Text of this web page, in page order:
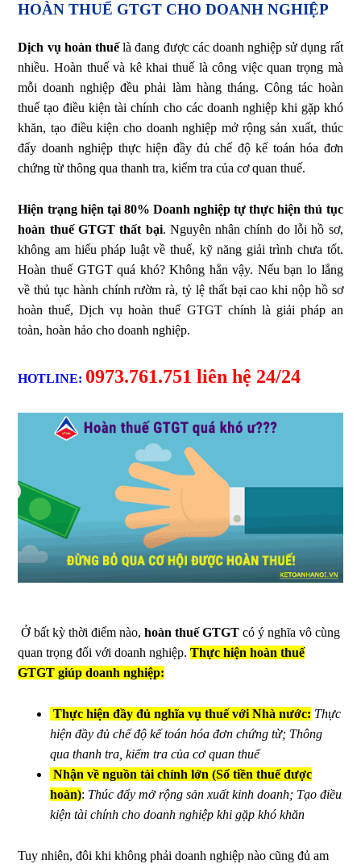
HOÀN THUẾ GTGT CHO DOANH NGHIỆP
Dịch vụ hoàn thuếlà đang được các doanh nghiệp sử dụng rất
nhiều. Hoàn thuế và kê khai thuế là công việc quan trọng mà
mỗi doanh nghiệp đều phải làm hàng tháng. Công tác hoàn
thuế tạo điều kiện tài chính cho các doanh nghiệp khi gặp khó
khăn, tạo điều kiện cho doanh nghiệp mở rộng sản xuất, thúc
đẩy doanh nghiệp thực hiện đầy đủ chế độ kế toán hóa đơn
chứng từ thông qua thanh tra, kiểm tra của cơ quan thuế.
Hiện trạng hiện tại 80% Doanh nghiệp tự thực hiện thủ tục
hoàn thuế GTGT thất bại. Nguyên nhân chính do lỗi hồ sơ,
không am hiểu pháp luật về thuế, kỹ năng giải trình chưa tốt.
Hoàn thuế GTGT quá khó? Không hẳn vậy. Nếu bạn lo lắng
về thủ tục hành chính rườm rà, tỷ lệ thất bại cao khi nộp hồ sơ
hoàn thuế, Dịch vụ hoàn thuế GTGT chính là giải pháp an
toàn, hoàn hảo cho doanh nghiệp.
HOTLINE: 0973.761.751 liên hệ 24/24
Ở bất kỳ thời điểm nào,hoàn thuế GTGT có ý nghĩa vô cùng
quan trọng đối với doanh nghiệp. Thực hiện hoàn thuế
GTGT giúp doanh nghiệp:
Thực hiện đầy đủ nghĩa vụ thuế với Nhà nước: Thực
hiện đầy đủ chế độ kế toán hóa đơn chứng từ; Thông
qua thanh tra, kiểm tra của cơ quan thuế
Nhận về nguồn tài chính lớn (Số tiền thuế được
hoàn): Thúc đẩy mở rộng sản xuất kinh doanh; Tạo điều
kiện tài chính cho doanh nghiệp khi gặp khó khăn
Tuy nhiên, đôi khi không phải doanh nghiệp nào cũng đủ am